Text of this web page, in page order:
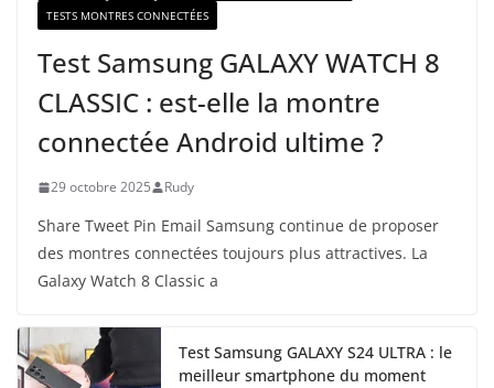
TESTS MONTRES CONNECTÉES
Test Samsung GALAXY WATCH 8
CLASSIC : est-elle la montre
connectée Android ultime ?
29 octobre 2025 Rudy
Share Tweet Pin Email Samsung continue de proposer
des montres connectées toujours plus attractives. La
Galaxy Watch 8 Classic a
Test Samsung GALAXY S24 ULTRA : le
meilleur smartphone du moment